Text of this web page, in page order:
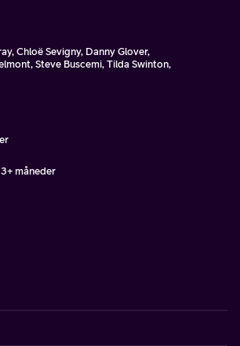
Chloë Sevigny, Danny Glover,
Steve Buscemi, Tilda Swinton,
måneder